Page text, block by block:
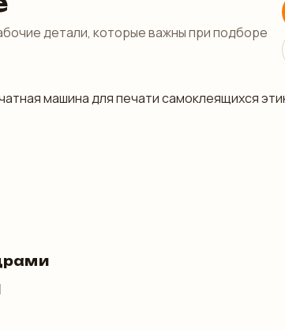
детали, которые важны при подборе
машина для печати самоклеящихся